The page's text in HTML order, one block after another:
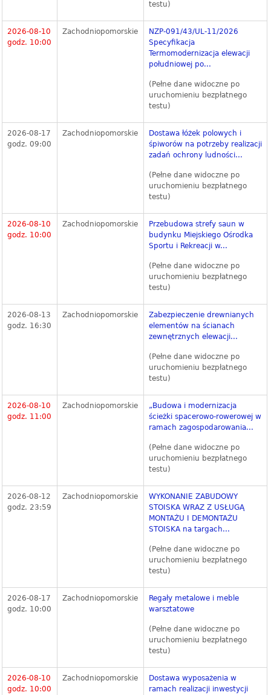
testu)
2026-08-10
godz. 10:00
Zachodniopomorskie
NZP-091/43/UL-11/2026
Specyfikacja
Termomodernizacja elewacji
południowej po...
(Pełne dane widoczne po
uruchomieniu bezpłatnego
testu)
2026-08-17
godz. 09:00
Zachodniopomorskie
Dostawa łóżek polowych i
śpiworów na potrzeby realizacji
zadań ochrony ludności...
(Pełne dane widoczne po
uruchomieniu bezpłatnego
testu)
2026-08-10
godz. 10:00
Zachodniopomorskie
Przebudowa strefy saun w
budynku Miejskiego Ośrodka
Sportu i Rekreacji w...
(Pełne dane widoczne po
uruchomieniu bezpłatnego
testu)
2026-08-13
godz. 16:30
Zachodniopomorskie
Zabezpieczenie drewnianych
elementów na ścianach
zewnętrznych elewacji...
(Pełne dane widoczne po
uruchomieniu bezpłatnego
testu)
2026-08-10
godz. 11:00
Zachodniopomorskie
„Budowa i modernizacja
ścieżki spacerowo-rowerowej w
ramach zagospodarowania...
(Pełne dane widoczne po
uruchomieniu bezpłatnego
testu)
2026-08-12
godz. 23:59
Zachodniopomorskie
WYKONANIE ZABUDOWY
STOISKA WRAZ Z USŁUGĄ
MONTAŻU I DEMONTAŻU
STOISKA na targach...
(Pełne dane widoczne po
uruchomieniu bezpłatnego
testu)
2026-08-17
godz. 10:00
Zachodniopomorskie
Regały metalowe i meble
warsztatowe
(Pełne dane widoczne po
uruchomieniu bezpłatnego
testu)
2026-08-10
godz. 10:00
Zachodniopomorskie
Dostawa wyposażenia w
ramach realizacji inwestycji